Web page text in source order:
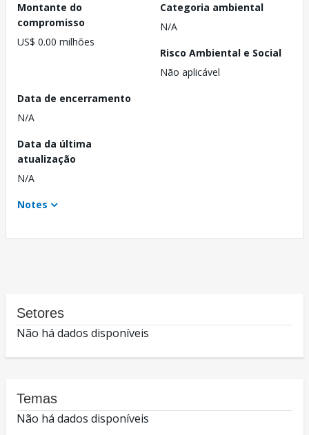
Montante do
compromisso
US$ 0.00 milhões
Categoria ambiental
N/A
Risco Ambiental e Social
Não aplicável
Data de encerramento
N/A
Data da última
atualização
N/A
Notes
Setores
Não há dados disponíveis
Temas
Não há dados disponíveis